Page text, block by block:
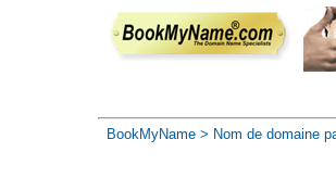
BookMyName > Nom de domaine